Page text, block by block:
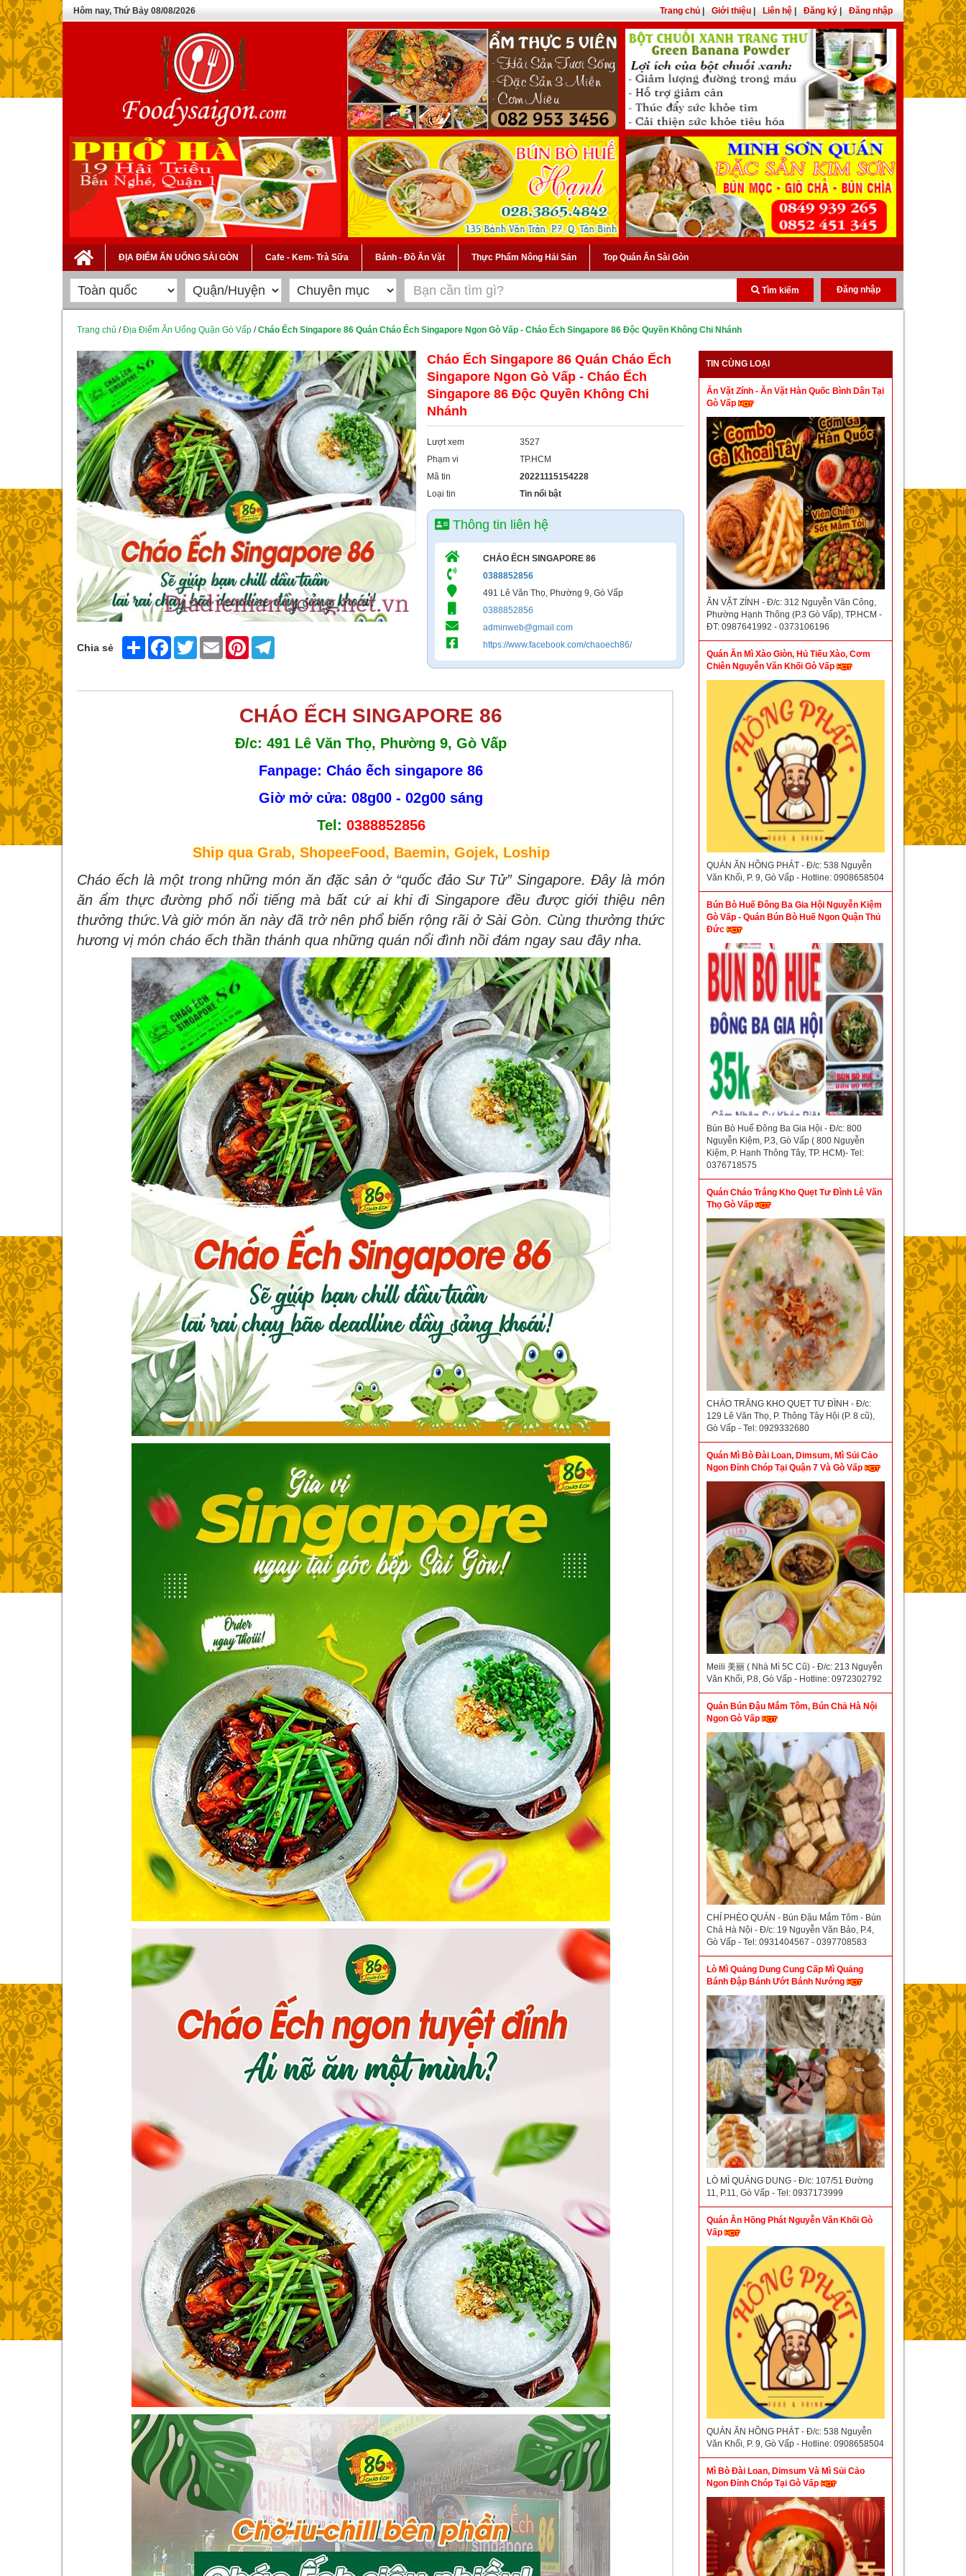
Hôm nay, Thứ Bảy 08/08/2026 Trang chủ Giới thiệu Liên hệ Đăng ký Đăng nhập
ĐỊA ĐIỂM ĂN UỐNG SÀI GÒN Cafe - Kem- Trà Sữa Bánh - Đồ Ăn Vặt Thực Phẩm Nông Hải Sản Top Quán Ăn Sài Gòn
Tìm kiếm Đăng nhập
Trang chủ /Địa Điểm Ăn Uống Quận Gò Vấp /Cháo Ếch Singapore 86 Quán Cháo Ếch Singapore Ngon Gò Vấp - Cháo Ếch Singapore 86 Độc Quyền Không Chi Nhánh
Chia sẻ Share FacebookTwitter Email Pinterest
Cháo Ếch Singapore 86 Quán Cháo Ếch
Singapore Ngon Gò Vấp - Cháo Ếch
Singapore 86 Độc Quyền Không Chi
Nhánh
Lượt xem
3527
Phạm vi
TP.HCM
Mã tin
20221115154228
Loại tin
Tin nổi bật
Thông tin liên hệ
CHÁO ẾCH SINGAPORE 86
0388852856
491 Lê Văn Thọ, Phường 9, Gò Vấp
0388852856
adminweb@gmail.com
https://www.facebook.com/chaoech86/
CHÁO ẾCH SINGAPORE 86
Đ/c: 491 Lê Văn Thọ, Phường 9, Gò Vấp
Fanpage: Cháo ếch singapore 86
Giờ mở cửa: 08g00 - 02g00 sáng
Tel: 0388852856
Ship qua Grab, ShopeeFood, Baemin, Gojek, Loship
Cháo ếch là một trong những món ăn đặc sản ở “quốc đảo Sư Tử” Singapore. Đây là món
ăn ẩm thực đường phố nổi tiếng mà bất cứ ai khi đi Singapore đều được giới thiệu nên
thưởng thức.Và giờ món ăn này đã trở nên phổ biến rộng rãi ở Sài Gòn. Cùng thưởng thức
hương vị món cháo ếch thần thánh qua những quán nổi đình nồi đám ngay sau đây nha.
TIN CÙNG LOẠI
Ăn Vặt Zính - Ăn Vặt Hàn Quốc Bình Dân Tại
Gò Vấp
ĂN VẶT ZÍNH - Đ/c: 312 Nguyễn Văn Công,
Phường Hạnh Thông (P.3 Gò Vấp), TP.HCM -
ĐT: 0987641992 - 0373106196
Quán Ăn Mì Xào Giòn, Hủ Tiếu Xào, Cơm
Chiên Nguyễn Văn Khối Gò Vấp
QUÁN ĂN HỒNG PHÁT - Đ/c: 538 Nguyễn
Văn Khối, P. 9, Gò Vấp - Hotline: 0908658504
Bún Bò Huế Đông Ba Gia Hội Nguyễn Kiệm
Gò Vấp - Quán Bún Bò Huế Ngon Quận Thủ
Đức
Bún Bò Huế Đông Ba Gia Hội - Đ/c: 800
Nguyễn Kiệm, P.3, Gò Vấp ( 800 Nguyễn
Kiệm, P. Hạnh Thông Tây, TP. HCM)- Tel:
0376718575
Quán Cháo Trắng Kho Quẹt Tư Đình Lê Văn
Thọ Gò Vấp
CHÁO TRẮNG KHO QUẸT TƯ ĐÌNH - Đ/c:
129 Lê Văn Thọ, P. Thông Tây Hội (P. 8 cũ),
Gò Vấp - Tel: 0929332680
Quán Mì Bò Đài Loan, Dimsum, Mì Sủi Cảo
Ngon Đỉnh Chóp Tại Quận 7 Và Gò Vấp
Meili 美丽 ( Nhà Mì 5C Cũ) - Đ/c: 213 Nguyễn
Văn Khối, P.8, Gò Vấp - Hotline: 0972302792
Quán Bún Đậu Mắm Tôm, Bún Chả Hà Nội
Ngon Gò Vấp
CHÍ PHÈO QUÁN - Bún Đậu Mắm Tôm - Bún
Chả Hà Nội - Đ/c: 19 Nguyễn Văn Bảo, P.4,
Gò Vấp - Tel: 0931404567 - 0397708583
Lò Mì Quảng Dung Cung Cấp Mì Quảng
Bánh Đập Bánh Ướt Bánh Nướng
LÒ MÌ QUẢNG DUNG - Đ/c: 107/51 Đường
11, P.11, Gò Vấp - Tel: 0937173999
Quán Ăn Hồng Phát Nguyễn Văn Khối Gò
Vấp
QUÁN ĂN HỒNG PHÁT - Đ/c: 538 Nguyễn
Văn Khối, P. 9, Gò Vấp - Hotline: 0908658504
Mì Bò Đài Loan, Dimsum Và Mì Sủi Cảo
Ngon Đỉnh Chóp Tại Gò Vấp